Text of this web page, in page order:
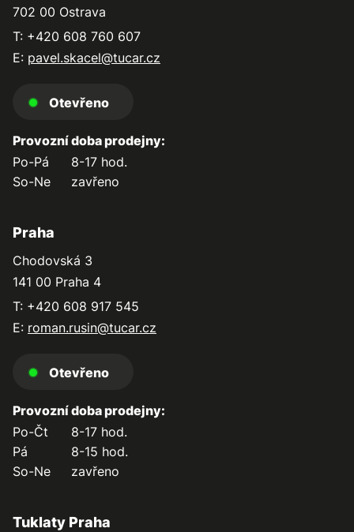
702 00 Ostrava
T: +420 608 760 607
E: pavel.skacel@tucar.cz
Otevřeno
Provozní doba prodejny:
Po-Pá
8-17 hod.
So-Ne
zavřeno
Praha
Chodovská 3
141 00 Praha 4
T: +420 608 917 545
E: roman.rusin@tucar.cz
Otevřeno
Provozní doba prodejny:
Po-Čt
8-17 hod.
Pá
8-15 hod.
So-Ne
zavřeno
Tuklaty Praha